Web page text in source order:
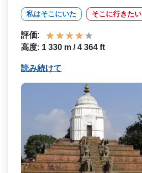
私はそこにいた そこに行きたい
評価:
高度: 1 330 m / 4 364 ft
読み続けて